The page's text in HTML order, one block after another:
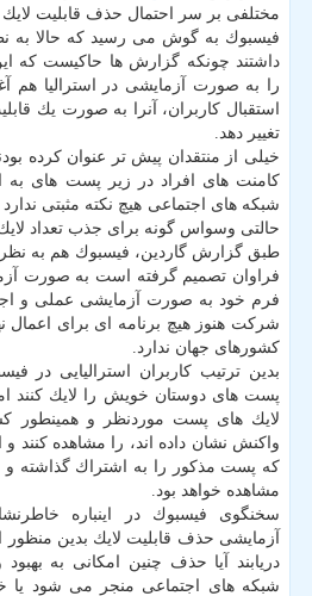
مختلفی بر سر احتمال حذف قابلیت
فیسبوك به گوش می رسید كه حالا به
داشتند چونكه گزارش ها حاكیست كه
را به صورت آزمایشی در استرالیا هم
استقبال كاربران، آنرا به صورت یك
تغییر دهد.
خیلی از منتقدان پیش تر عنوان كرده
كامنت های افراد در زیر پست های به
شبكه های اجتماعی هیچ نكته مثبتی ندارد
حالتی وسواس گونه برای جذب تعداد
طبق گزارش گاردین، فیسبوك هم به
فراوان تصمیم گرفته است به صورت
فرم خود به صورت آزمایشی عملی و
شركت هنوز هیچ برنامه ای برای اعمال
كشورهای جهان ندارد.
بدین ترتیب كاربران استرالیایی در
پست های دوستان خویش را لایك كنند اما
لایك های پست موردنظر و همینطور
واكنش نشان داده اند، را مشاهده كنند
كه پست مذكور را به اشتراك گذاشته
مشاهده خواهد بود.
سخنگوی فیسبوك در اینباره
آزمایشی حذف قابلیت لایك بدین
دریابند آیا حذف چنین امكانی به بهبود
شبكه های اجتماعی منجر می شود یا